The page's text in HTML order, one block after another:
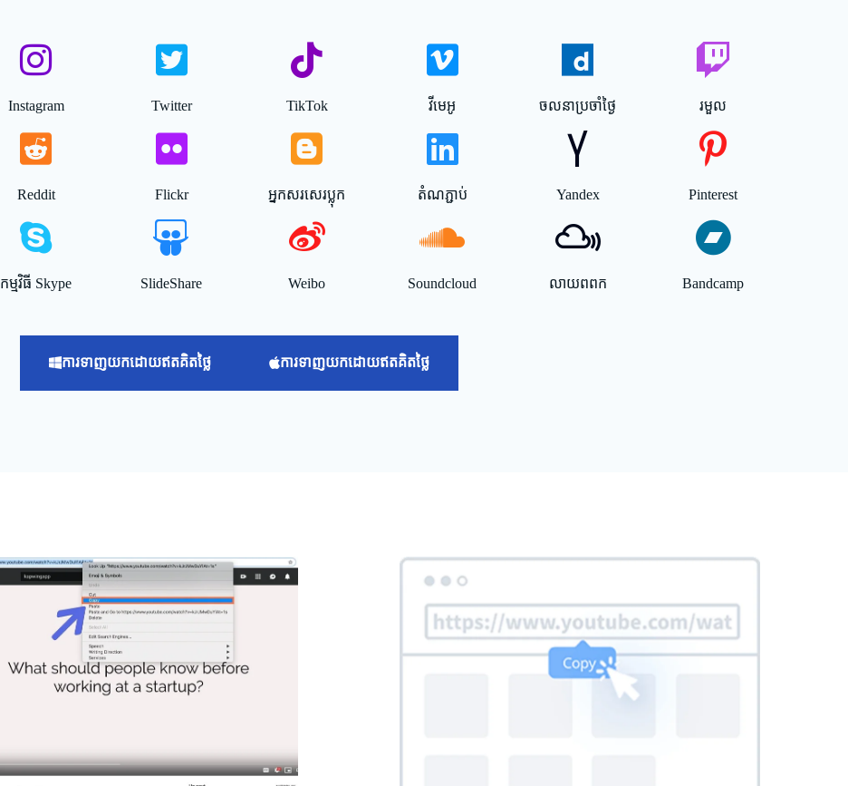
Instagram Twitter TikTok វីមេអូ ចលនាប្រចាំថ្ងៃ រមួល
Reddit Flickr អ្នកសរសេរប្លុក តំណភ្ជាប់ Yandex Pinterest
កម្មវិធី Skype SlideShare Weibo Soundcloud លាយពពក Bandcamp
ការ​ទាញ​យក​ដោយ​ឥត​គិត​ថ្លៃ ការ​ទាញ​យក​ដោយ​ឥត​គិត​ថ្លៃ